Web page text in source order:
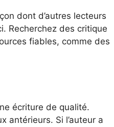
dont d’autres lecteurs
Recherchez des critique
fiables, comme des
écriture de qualité.
antérieurs. Si l’auteur a